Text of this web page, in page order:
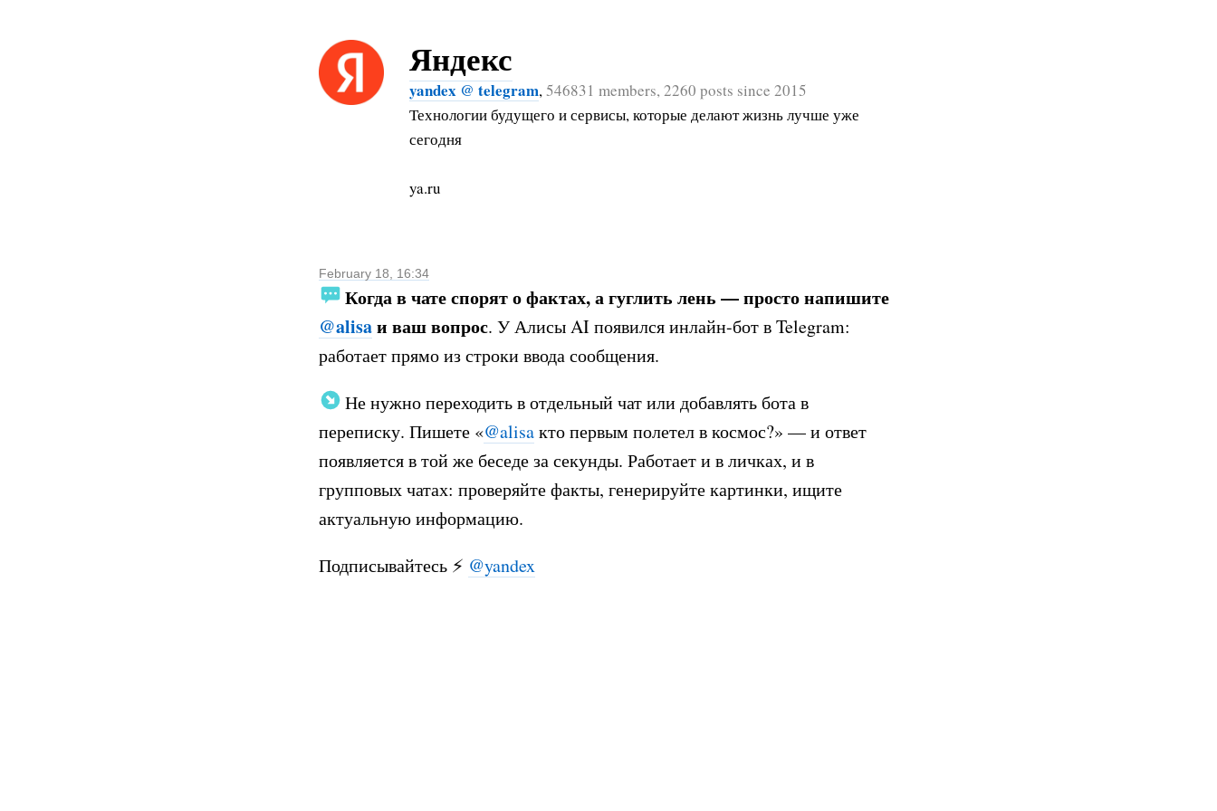
Яндекс
yandex @ telegram,546831 members, 2260 posts since 2015
Технологии будущего и сервисы, которые делают жизнь лучше уже
сегодня
ya.ru
February 18, 16:34
Когда в чате спорят о фактах, а гуглить лень — просто напишите
@alisaи ваш вопрос. У Алисы AI появился инлайн-бот в Telegram:
работает прямо из строки ввода сообщения.
Не нужно переходить в отдельный чат или добавлять бота в
переписку. Пишете «@alisaкто первым полетел в космос?» — и ответ
появляется в той же беседе за секунды. Работает и в личках, и в
групповых чатах: проверяйте факты, генерируйте картинки, ищите
актуальную информацию.
Подписывайтесь ⚡️ @yandex